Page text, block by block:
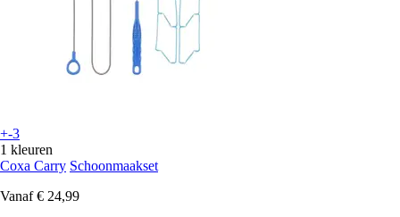
+-3
1 kleuren
Coxa Carry Schoonmaakset
Vanaf € 24,99